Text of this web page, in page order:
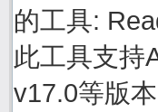
的工具:
此工具支持
v17.0等版本